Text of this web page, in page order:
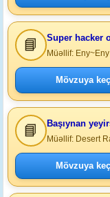
📘 Super hacker
Müəllif:
Mövzuya keç
📘 Başıynan
Müəllif: Desert
Mövzuya keç